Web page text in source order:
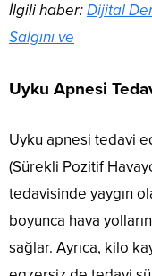
İlgili haber:Dijital
Salgını ve
Uyku Apnesi
Uyku apnesi tedavi
(Sürekli Pozitif
tedavisinde yaygın
boyunca hava
sağlar. Ayrıca, kilo